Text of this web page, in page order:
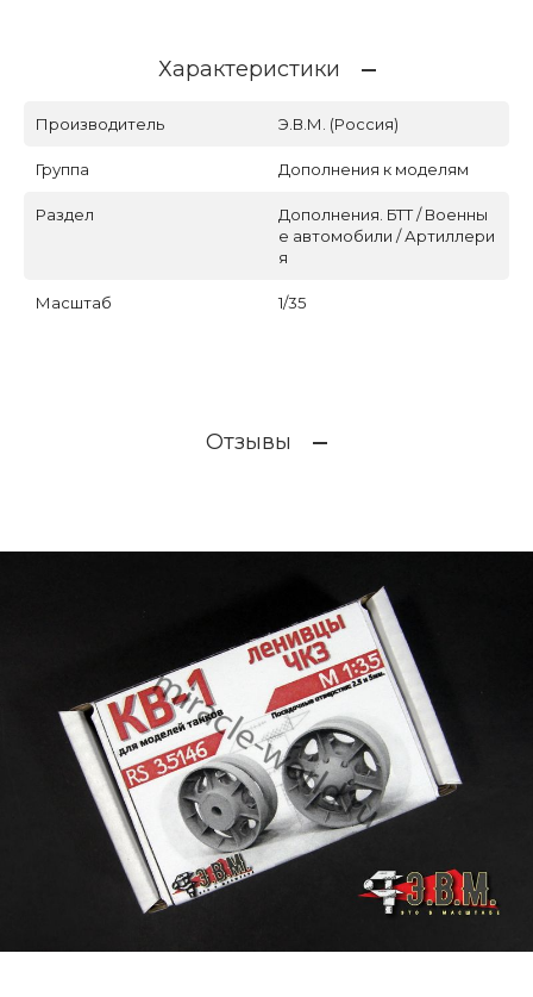
Характеристики
Производитель Э.В.М. (Россия)
Группа Дополнения к моделям
Раздел
Дополнения. БТТ / Военны
е автомобили / Артиллери
я
Масштаб 1/35
Отзывы